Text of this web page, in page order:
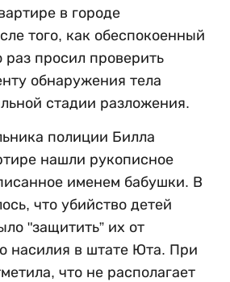
в городе
того, как обеспокоенный
раз просил проверить
обнаружения тела
стадии разложения.
полиции Билла
нашли рукописное
именем бабушки. В
что убийство детей
"защитить” их от
насилия в штате Юта. При
что не располагает